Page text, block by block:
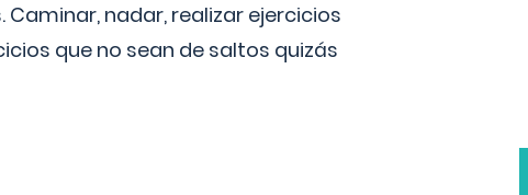
nadar, realizar ejercicios
que no sean de saltos quizás